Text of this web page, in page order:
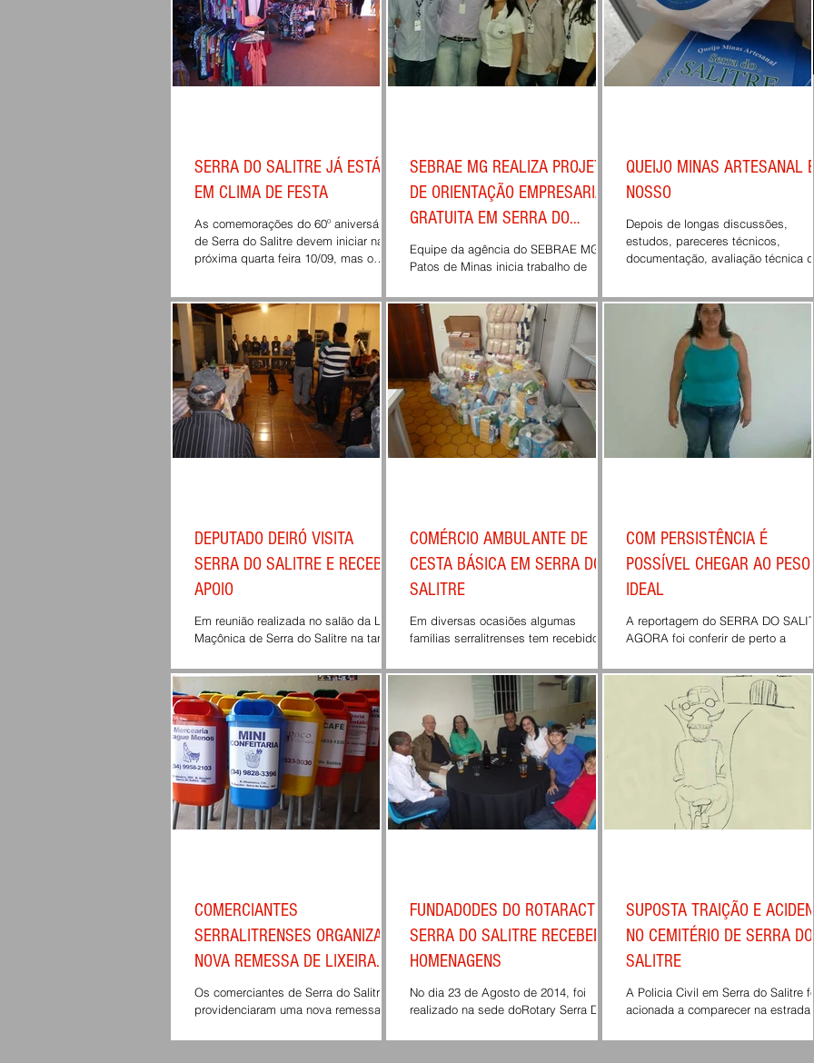
SERRA DO SALITRE JÁ ESTÁ
EM CLIMA DE FESTA
As comemorações do 60º aniversário
de Serra do Salitre devem iniciar na
próxima quarta feira 10/09, mas o
SEBRAE MG REALIZA PROJETO
DE ORIENTAÇÃO EMPRESARIAL
GRATUITA EM SERRA DO
SALITRE
Equipe da agência do SEBRAE MG de
Patos de Minas inicia trabalho de
empreendedores individuais da...
QUEIJO MINAS ARTESANAL
NOSSO
Depois de longas discussões,
estudos, pareceres técnicos,
documentação, avaliação técnica
DEPUTADO DEIRÓ VISITA
SERRA DO SALITRE E RECEBE
APOIO
Em reunião realizada no salão da Loja
Maçônica de Serra do Salitre na tarde
Marra, candidato a...
COMÉRCIO AMBULANTE DE
CESTA BÁSICA EM SERRA DO
SALITRE
Em diversas ocasiões algumas
famílias serralitrenses tem recebido
outras cidades vendendo cesta...
COM PERSISTÊNCIA É
POSSÍVEL CHEGAR AO PESO
IDEAL
A reportagem do SERRA DO
AGORA foi conferir de perto a
Serralitrense Claudiene Maria, em
COMERCIANTES
SERRALITRENSES ORGANIZAM
NOVA REMESSA DE LIXEIRA
PARA SEUS
ESTABELECIMENTOS.
Os comerciantes de Serra do Salitre
providenciaram uma nova remessa de
estabelecimentos, sempre com o...
FUNDADODES DO ROTARACT DE
SERRA DO SALITRE RECEBEM
HOMENAGENS
No dia 23 de Agosto de 2014, foi
realizado na sede doRotary Serra Do
Ex companheiros FUNDADORES do...
SUPOSTA TRAIÇÃO E
NO CEMITÉRIO DE SERRA DO
SALITRE
A Policia Civil em Serra do Salitre
acionada a comparecer na estrada
municipal, sentido região...